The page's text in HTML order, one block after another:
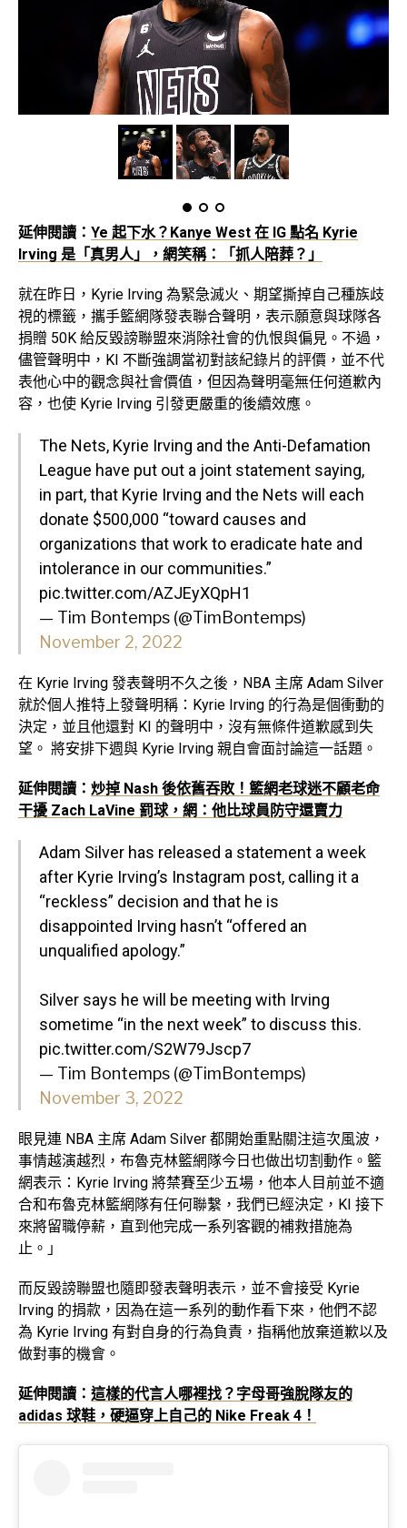
延伸閱讀： Ye 起下水？Kanye West 在 IG 點名 Kyrie
Irving 是「真男人」，網笑稱：「抓人陪葬？」
就在昨日，Kyrie Irving 為緊急滅火、期望撕掉自己種族歧
視的標籤，攜手籃網隊發表聯合聲明，表示願意與球隊各
捐贈 50K 給反毀謗聯盟來消除社會的仇恨與偏見。不過，
儘管聲明中，KI 不斷強調當初對該紀錄片的評價，並不代
表他心中的觀念與社會價值，但因為聲明毫無任何道歉內
容，也使 Kyrie Irving 引發更嚴重的後續效應。
The Nets, Kyrie Irving and the Anti-Defamation
League have put out a joint statement saying,
in part, that Kyrie Irving and the Nets will each
donate $500,000 “toward causes and
organizations that work to eradicate hate and
intolerance in our communities.”
pic.twitter.com/AZJEyXQpH1
— Tim Bontemps (@TimBontemps)
November 2, 2022
在 Kyrie Irving 發表聲明不久之後，NBA 主席 Adam Silver
就於個人推特上發聲明稱：Kyrie Irving 的行為是個衝動的
決定，並且他還對 KI 的聲明中，沒有無條件道歉感到失
望。 將安排下週與 Kyrie Irving 親自會面討論這一話題。
延伸閱讀： 炒掉 Nash 後依舊吞敗！籃網老球迷不顧老命
干擾 Zach LaVine 罰球，網：他比球員防守還賣力
Adam Silver has released a statement a week
after Kyrie Irving’s Instagram post, calling it a
“reckless” decision and that he is
disappointed Irving hasn’t “offered an
unqualified apology.”
Silver says he will be meeting with Irving
sometime “in the next week” to discuss this.
pic.twitter.com/S2W79Jscp7
— Tim Bontemps (@TimBontemps)
November 3, 2022
眼見連 NBA 主席 Adam Silver 都開始重點關注這次風波，
事情越演越烈，布魯克林籃網隊今日也做出切割動作。籃
網表示：Kyrie Irving 將禁賽至少五場，他本人目前並不適
合和布魯克林籃網隊有任何聯繫，我們已經決定，KI 接下
來將留職停薪，直到他完成一系列客觀的補救措施為
止。」
而反毀謗聯盟也隨即發表聲明表示，並不會接受 Kyrie
Irving 的捐款，因為在這一系列的動作看下來，他們不認
為 Kyrie Irving 有對自身的行為負責，指稱他放棄道歉以及
做對事的機會。
延伸閱讀： 這樣的代言人哪裡找？字母哥強脫隊友的
adidas 球鞋，硬逼穿上自己的 Nike Freak 4！